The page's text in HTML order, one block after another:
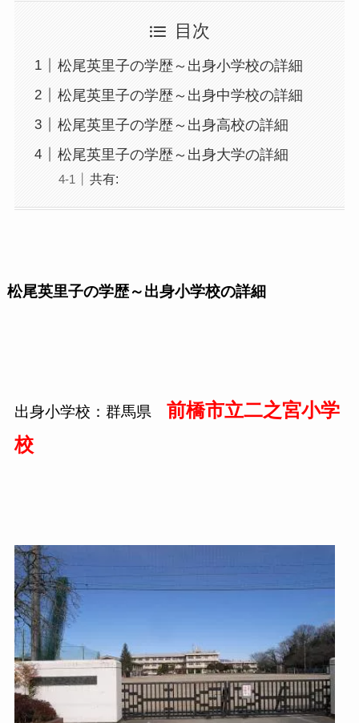
目次
松尾英里子の学歴～出身小学校の詳細
松尾英里子の学歴～出身中学校の詳細
松尾英里子の学歴～出身高校の詳細
松尾英里子の学歴～出身大学の詳細
共有:
松尾英里子の学歴～出身小学校の詳細
出身小学校：群馬県 前橋市立二之宮小学
校